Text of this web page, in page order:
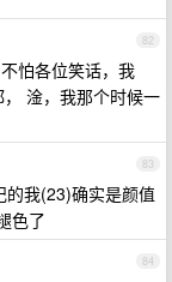
82
怕各位笑话，我
淦，我那个时候一
83
的我(23)确实是颜值
色了
84